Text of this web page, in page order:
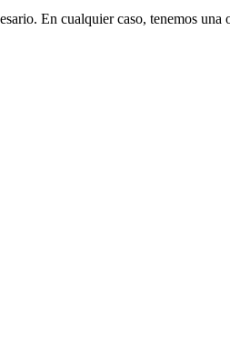
En cualquier caso, tenemos